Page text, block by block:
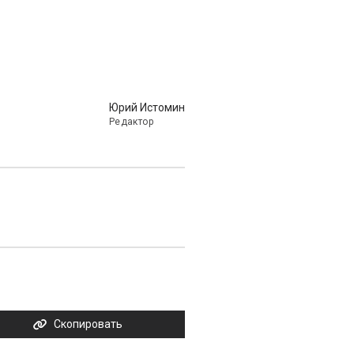
Юрий Истомин
Редактор
Скопировать